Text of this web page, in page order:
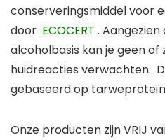
conserveringsmiddel voor
door ECOCERT .
alcoholbasis kan je geen
huidreacties verwachten.
gebaseerd op
Onze producten zijn VRIJ